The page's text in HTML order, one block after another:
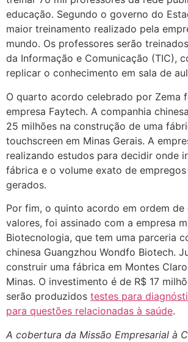
educação. Segundo o governo do
maior treinamento realizado pela
mundo. Os professores serão
da Informação e Comunicação (TIC),
replicar o conhecimento em sala de
O quarto acordo celebrado por Zema
empresa Faytech. A companhia
25 milhões na construção de uma
touchscreen em Minas Gerais. A
realizando estudos para decidir onde
fábrica e o volume exato de empregos
gerados.
Por fim, o quinto acordo em ordem de
valores, foi assinado com a empresa
Biotecnologia, que tem uma parceria
chinesa Guangzhou Wondfo Biotech.
construir uma fábrica em Montes
Minas. O investimento é de R$ 17
serão produzidos testes para
para questões relacionadas à saúde.
A cobertura da Missão Empresarial à